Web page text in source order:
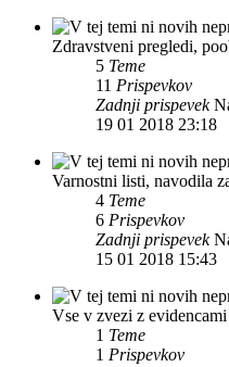
Zdravstveni pregledi,
5 Teme
11 Prispevkov
Zadnji prispevek
19 01 2018 23:18
Varnostni listi, navodila
4 Teme
6 Prispevkov
Zadnji prispevek
15 01 2018 15:43
Vse v zvezi z
1 Teme
1 Prispevkov